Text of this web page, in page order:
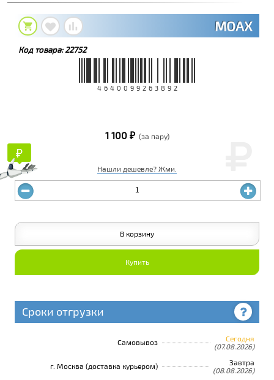
MOAX
Код товара:22752
4640099263892
₽
₽
1 100 ₽ (за пару)
Нашли дешевле? Жми.
В корзину
Купить
Сроки отгрузки
Самовывоз Сегодня
(07.08.2026)
г. Москва (доставка курьером) Завтра
(08.08.2026)